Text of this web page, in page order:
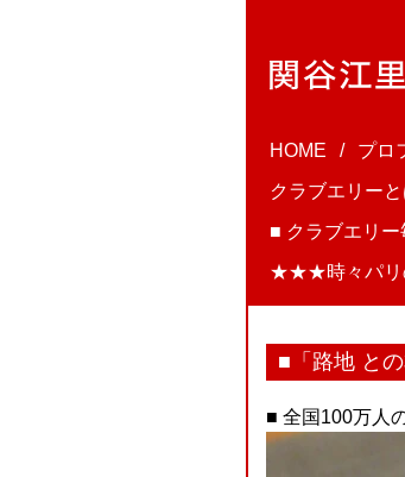
HOME プロ
クラブエリー
■ クラブエリー
★★★時々パリ
■「路地 と
■ 全国100万人